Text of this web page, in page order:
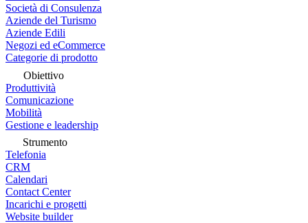
Società di Consulenza
Aziende del Turismo
Aziende Edili
Negozi ed eCommerce
Categorie di prodotto
Obiettivo
Produttività
Comunicazione
Mobilità
Gestione e leadership
Strumento
Telefonia
CRM
Calendari
Contact Center
Incarichi e progetti
Website builder